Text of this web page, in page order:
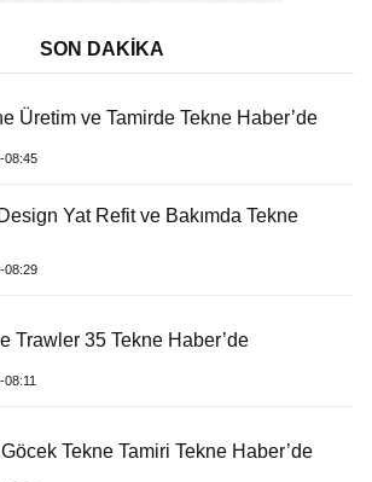
SON DAKİKA
Üretim ve Tamirde Tekne Haber’de
08:45
Yat Refit ve Bakımda Tekne
08:29
Trawler 35 Tekne Haber’de
Tekne Tamiri Tekne Haber’de